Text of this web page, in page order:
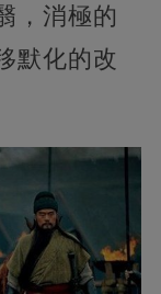
，消極的
默化的改